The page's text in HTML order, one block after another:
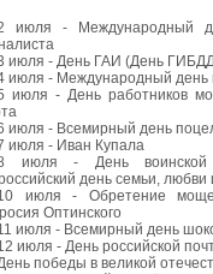
июля - Международный
июля - День ГАИ (День
июля - Международный день
июля - День работников
июля - Всемирный день
июля - Иван Купала
июля - День воинской
день семьи, любви
июля - Обретение
Оптинского
июля - Всемирный день
июля - День российской
победы в великой